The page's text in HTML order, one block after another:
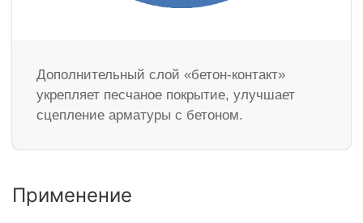
Дополнительный слой «бетон-контакт»
укрепляет песчаное покрытие, улучшает
сцепление арматуры с бетоном.
Применение